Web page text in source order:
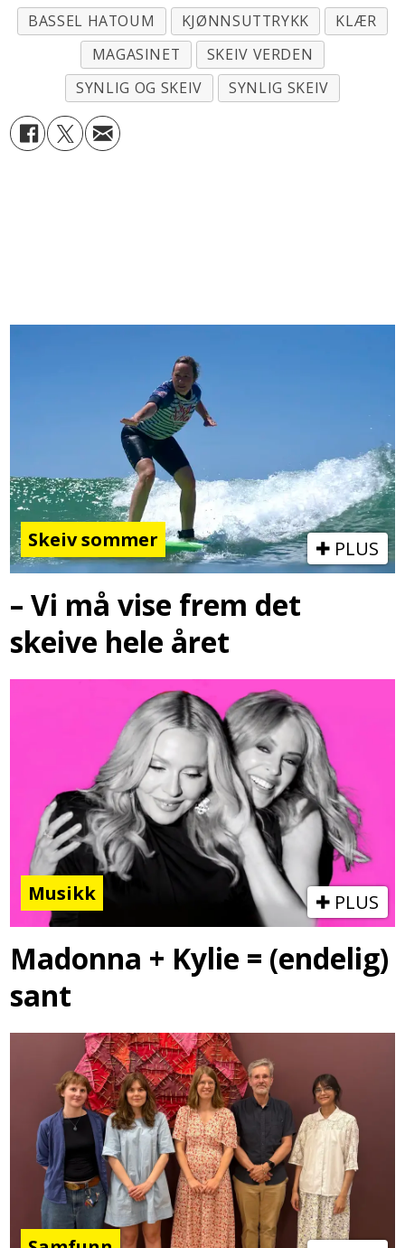
BASSEL HATOUM KJØNNSUTTRYKK
KLÆR
MAGASINET
SKEIV VERDEN
SYNLIG OG SKEIV
SYNLIG SKEIV
Skeiv sommer PLUS
– Vi må vise frem det
skeive hele året
Musikk PLUS
Madonna + Kylie = (endelig)
sant